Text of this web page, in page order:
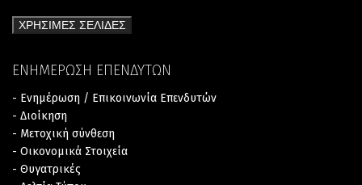
ΧΡΗΣΙΜΕΣ ΣΕΛΙΔΕΣ
ΕΝΗΜΕΡΩΣΗ ΕΠΕΝΔΥΤΩΝ
- Ενημέρωση / Επικοινωνία Επενδυτών
- Διοίκηση
- Μετοχική σύνθεση
- Οικονομικά Στοιχεία
- Θυγατρικές